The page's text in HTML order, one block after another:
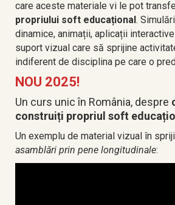
care aceste materiale vi le pot
propriului soft educațional.
dinamice, animații, aplicații
suport vizual care să sprijine
indiferent de disciplina pe care o
NOU 2025!
Un curs unic în România, despre
construiți propriul soft
Un exemplu de material vizual în
asamblări prin pene longitudinale: